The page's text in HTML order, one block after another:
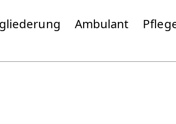
Gottfrieding
Ambulant